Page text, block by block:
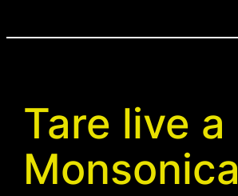
Tare live a
Monsonica